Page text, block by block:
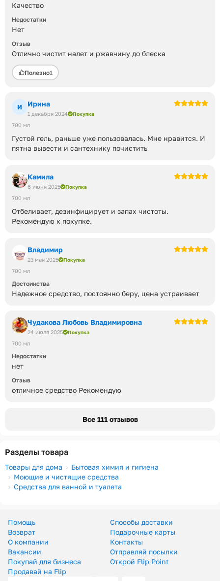
Качество
Недостатки
Нет
Отзыв
Отлично чистит налет и ржавчину до блеска
Полезно1
И Ирина
1 декабря 2024 Покупка
700 мл
Густой гель, раньше уже пользовалась. Мне нравится. И
пятна вывести и сантехнику почистить
Камила
6 июня 2025 Покупка
700 мл
Отбеливает, дезинфицирует и запах чистоты.
Рекомендую к покупке.
Владимир
23 мая 2025 Покупка
700 мл
Достоинства
Надежное средство, постоянно беру, цена устраивает
Чудакова Любовь Владимировна
24 июля 2025 Покупка
700 мл
Недостатки
нет
Отзыв
отличное средство Рекомендую
Все 111 отзывов
Разделы товара
Товары для дома
Бытовая химия и гигиена
Моющие и чистящие средства
Средства для ванной и туалета
Помощь
Способы доставки
Возврат
Подарочные карты
О компании
Контакты
Вакансии
Отправляй посылки
Покупай для бизнеса
Открой Flip Point
Продавай на Flip